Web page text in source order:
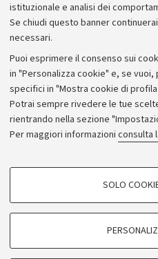
istituzionale e analisi dei
Se chiudi questo banner
necessari.
Puoi esprimere il consenso sui
in "Personalizza cookie" e, se
specifici in "Mostra cookie di
Potrai sempre rivedere le tue
rientrando nella sezione
Per maggiori informazioni consulta
COOKIE DI PROFILAZIONE -
SOLO
Donazioni
Bandi,
Albo
Atti di
Informazioni sul
Dichiarazione
Privacy e